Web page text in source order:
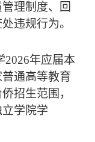
理制度、回
违规行为。
2026年应届本
通高等教育
招生范围，
学院学